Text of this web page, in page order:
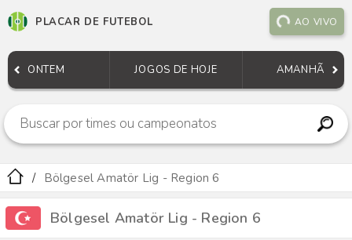
PLACAR DE FUTEBOL AO VIVO
ONTEM JOGOS DE HOJE AMANHÃ
Bölgesel Amatör Lig - Region 6
Bölgesel Amatör Lig - Region 6